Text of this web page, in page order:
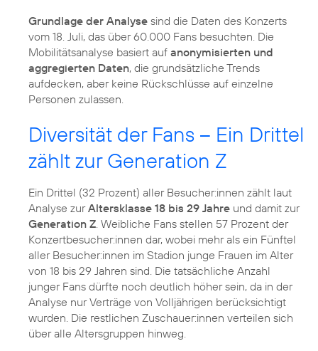
Grundlage der Analyse sind die Daten des Konzerts
vom 18. Juli, das über 60.000 Fans besuchten. Die
Mobilitätsanalyse basiert auf anonymisierten und
aggregierten Daten, die grundsätzliche Trends
aufdecken, aber keine Rückschlüsse auf einzelne
Personen zulassen.
Diversität der Fans – Ein Drittel
zählt zur Generation Z
Ein Drittel (32 Prozent) aller Besucher:innen zählt laut
Analyse zurAltersklasse 18 bis 29 Jahre und damit zur
Generation Z . Weibliche Fans stellen 57 Prozent der
Konzertbesucher:innen dar, wobei mehr als ein Fünftel
aller Besucher:innen im Stadion junge Frauen im Alter
von 18 bis 29 Jahren sind. Die tatsächliche Anzahl
junger Fans dürfte noch deutlich höher sein, da in der
Analyse nur Verträge von Volljährigen berücksichtigt
wurden. Die restlichen Zuschauer:innen verteilen sich
über alle Altersgruppen hinweg.